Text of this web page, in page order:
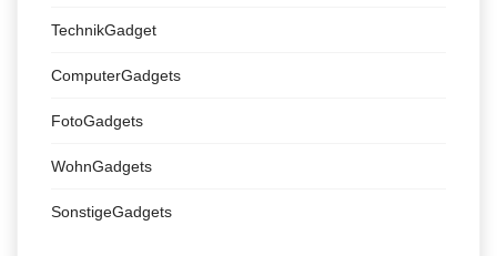
TechnikGadget
ComputerGadgets
FotoGadgets
WohnGadgets
SonstigeGadgets